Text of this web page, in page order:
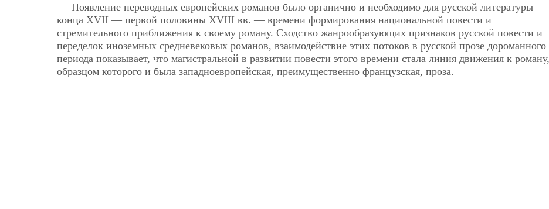
Появление переводных европейских романов было органично и необходимо для русской литературы
конца XVII — первой половины XVIII вв. — времени формирования национальной повести и
стремительного приближения к своему роману. Сходство жанрообразующих признаков русской повести и
переделок иноземных средневековых романов, взаимодействие этих потоков в русской прозе дороманного
периода показывает, что магистральной в развитии повести этого времени стала линия движения к роману,
образцом которого и была западноевропейская, преимущественно французская, проза.